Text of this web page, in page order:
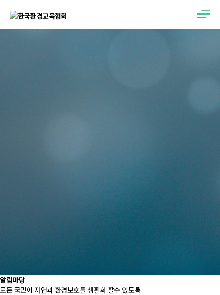
알림마당
모든 국민이 자연과 환경보호를 생활화 할수 있도록